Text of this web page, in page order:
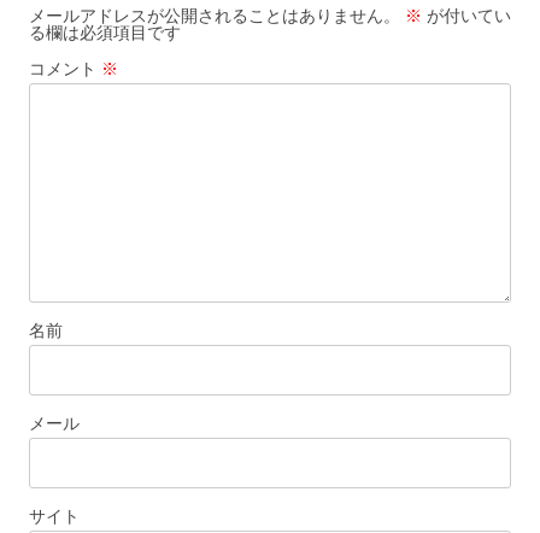
ー
シ
ョ
メールアドレスが公開されることはありません。 ※ が付いてい
る欄は必須項目です
コメント ※
名前
メール
サイト